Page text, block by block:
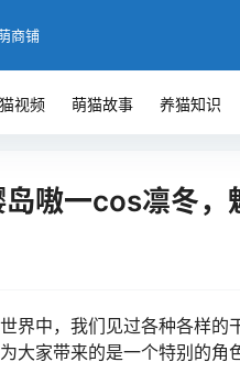
商铺
视频 萌猫故事 养猫知识
嗷一cos凛冬，
界中，我们见过各种各样
大家带来的是一个特别的